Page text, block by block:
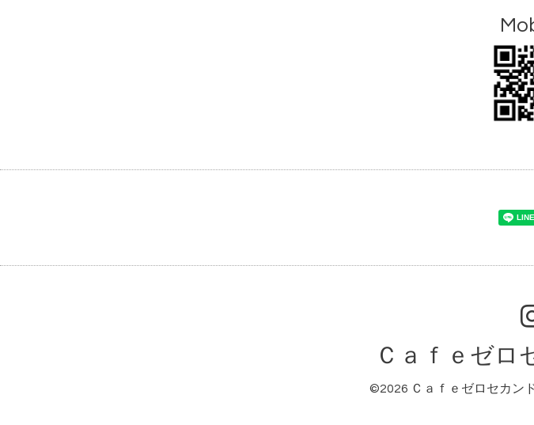
Ｃａｆｅゼロ
©2026 Ｃａｆｅゼロセカン